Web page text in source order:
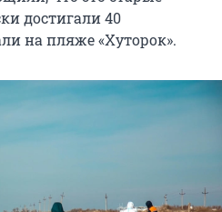
достигали 40
на пляже «Хуторок».